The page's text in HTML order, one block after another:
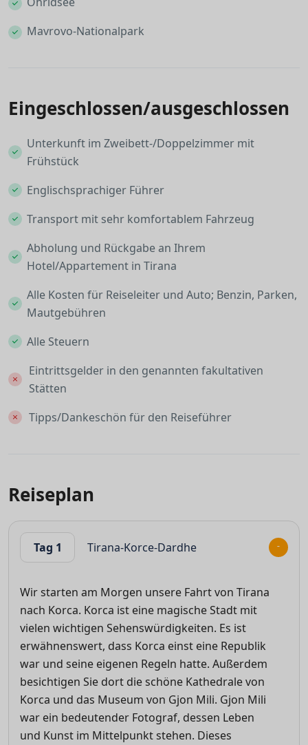
Mavrovo-Nationalpark
Eingeschlossen/ausgeschlossen
Unterkunft im Zweibett-/Doppelzimmer mit
Frühstück
Englischsprachiger Führer
Transport mit sehr komfortablem Fahrzeug
Abholung und Rückgabe an Ihrem
Hotel/Appartement in Tirana
Alle Kosten für Reiseleiter und Auto; Benzin, Parken,
Mautgebühren
Alle Steuern
Eintrittsgelder in den genannten fakultativen
Stätten
Tipps/Dankeschön für den Reiseführer
Reiseplan
Tag 1 Tirana-Korce-Dardhe
Wir starten am Morgen unsere Fahrt von Tirana
nach Korca. Korca ist eine magische Stadt mit
vielen wichtigen Sehenswürdigkeiten. Es ist
erwähnenswert, dass Korca einst eine Republik
war und seine eigenen Regeln hatte. Außerdem
besichtigen Sie dort die schöne Kathedrale von
Korca und das Museum von Gjon Mili. Gjon Mili
war ein bedeutender Fotograf, dessen Leben
und Kunst im Mittelpunkt stehen. Dieses